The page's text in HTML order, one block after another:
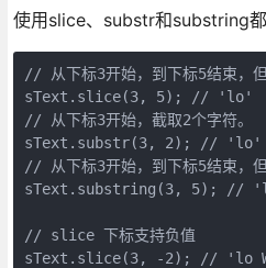
使用slice、substr和substring都
// 从下标3开始，到下标5结束，但
sText.slice(3, 5); // 'lo'
// 从下标3开始，截取2个字符。
sText.substr(3, 2); // 'lo'
// 从下标3开始，到下标5结束，但
sText.substring(3, 5); //
// slice 下标支持负值
sText.slice(3, -2); // 'lo